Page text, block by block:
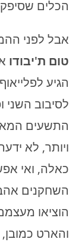
הכלים שסיפק
אבל לפני
טום ת'יבודו
הגיע
לסיבוב
התשעים
ויותר, לא
כאלה, ואי
השחקנים
הוציאו
והארט